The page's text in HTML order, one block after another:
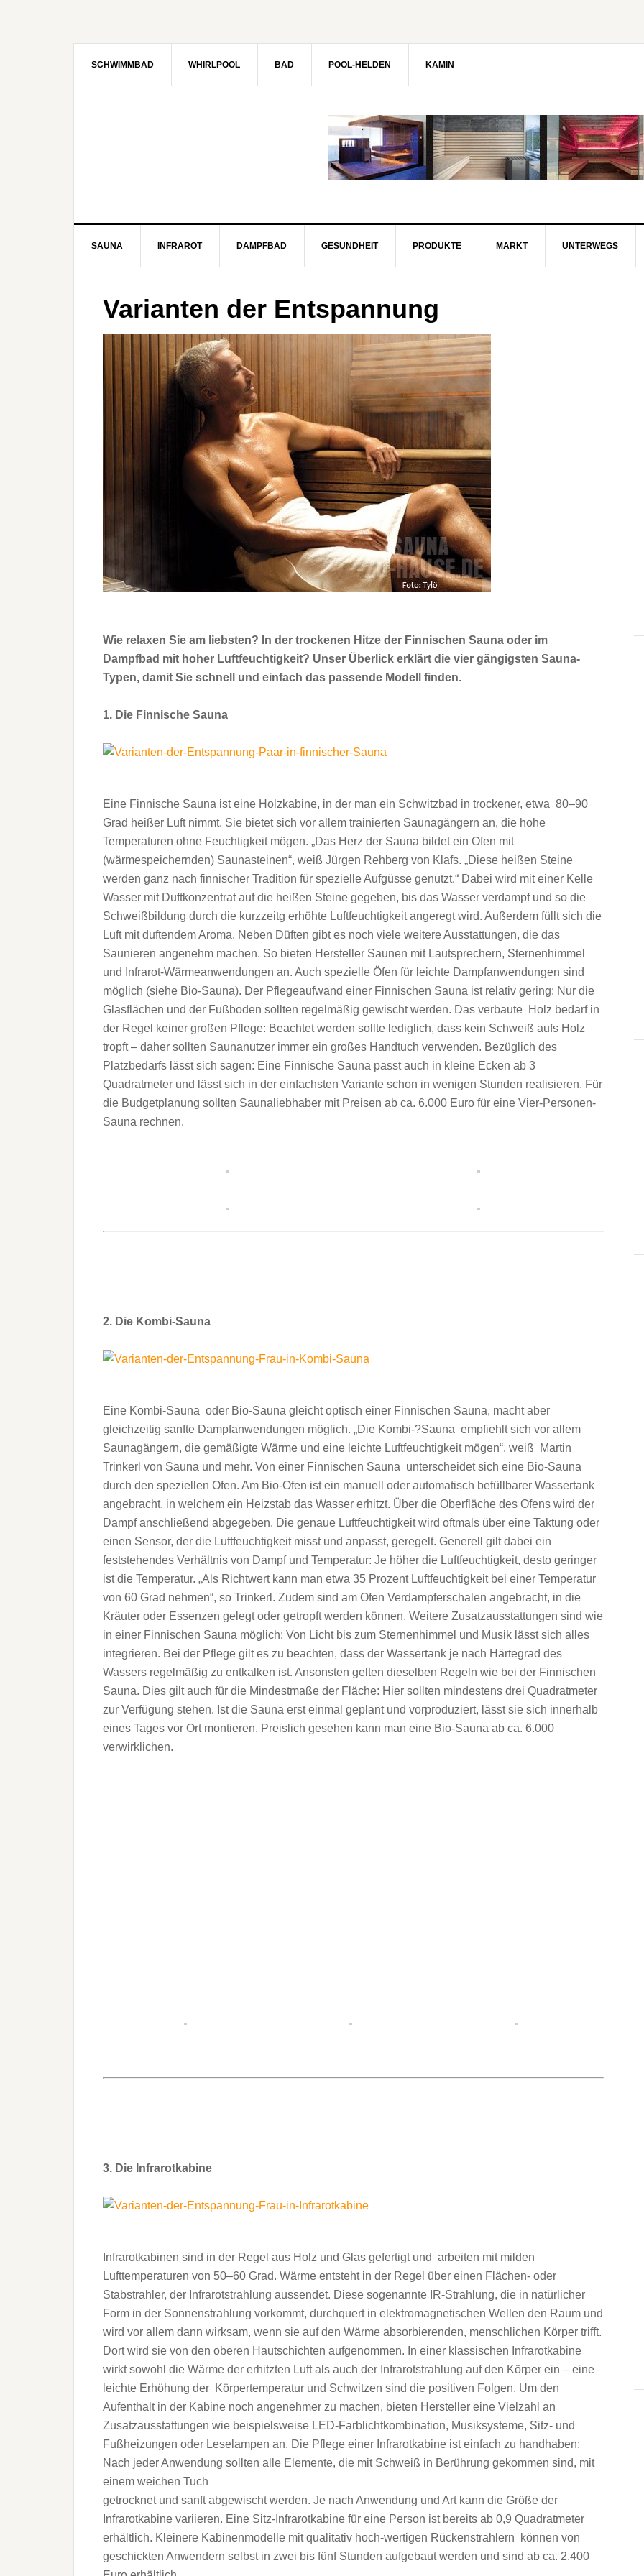
SCHWIMMBAD WHIRLPOOL BAD POOL-HELDEN KAMIN
SAUNA INFRAROT DAMPFBAD GESUNDHEIT PRODUKTE MARKT UNTERWEGS
Varianten der Entspannung
Wie relaxen Sie am liebsten? In der trockenen Hitze der Finnischen Sauna oder im
Dampfbad mit hoher Luftfeuchtigkeit? Unser Überlick erklärt die vier gängigsten Sauna-
Typen, damit Sie schnell und einfach das passende Modell finden.
1. Die Finnische Sauna
Eine Finnische Sauna ist eine Holzkabine, in der man ein Schwitzbad in trockener, etwa 80–90
Grad heißer Luft nimmt. Sie bietet sich vor allem trainierten Saunagängern an, die hohe
Temperaturen ohne Feuchtigkeit mögen. „Das Herz der Sauna bildet ein Ofen mit
(wärmespeichernden) Saunasteinen“, weiß Jürgen Rehberg von Klafs. „Diese heißen Steine
werden ganz nach finnischer Tradition für spezielle Aufgüsse genutzt.“ Dabei wird mit einer Kelle
Wasser mit Duftkonzentrat auf die heißen Steine gegeben, bis das Wasser verdampf und so die
Schweißbildung durch die kurzzeitg erhöhte Luftfeuchtigkeit angeregt wird. Außerdem füllt sich die
Luft mit duftendem Aroma. Neben Düften gibt es noch viele weitere Ausstattungen, die das
Saunieren angenehm machen. So bieten Hersteller Saunen mit Lautsprechern, Sternenhimmel
und Infrarot-Wärmeanwendungen an. Auch spezielle Öfen für leichte Dampfanwendungen sind
möglich (siehe Bio-Sauna). Der Pflegeaufwand einer Finnischen Sauna ist relativ gering: Nur die
Glasflächen und der Fußboden sollten regelmäßig gewischt werden. Das verbaute Holz bedarf in
der Regel keiner großen Pflege: Beachtet werden sollte lediglich, dass kein Schweiß aufs Holz
tropft – daher sollten Saunanutzer immer ein großes Handtuch verwenden. Bezüglich des
Platzbedarfs lässt sich sagen: Eine Finnische Sauna passt auch in kleine Ecken ab 3
Quadratmeter und lässt sich in der einfachsten Variante schon in wenigen Stunden realisieren. Für
die Budgetplanung sollten Saunaliebhaber mit Preisen ab ca. 6.000 Euro für eine Vier-Personen-
Sauna rechnen.
2. Die Kombi-Sauna
Eine Kombi-Sauna oder Bio-Sauna gleicht optisch einer Finnischen Sauna, macht aber
gleichzeitig sanfte Dampfanwendungen möglich. „Die Kombi-?Sauna empfiehlt sich vor allem
Saunagängern, die gemäßigte Wärme und eine leichte Luftfeuchtigkeit mögen“, weiß Martin
Trinkerl von Sauna und mehr. Von einer Finnischen Sauna unterscheidet sich eine Bio-Sauna
durch den speziellen Ofen. Am Bio-Ofen ist ein manuell oder automatisch befüllbarer Wassertank
angebracht, in welchem ein Heizstab das Wasser erhitzt. Über die Oberfläche des Ofens wird der
Dampf anschließend abgegeben. Die genaue Luftfeuchtigkeit wird oftmals über eine Taktung oder
einen Sensor, der die Luftfeuchtigkeit misst und anpasst, geregelt. Generell gilt dabei ein
feststehendes Verhältnis von Dampf und Temperatur: Je höher die Luftfeuchtigkeit, desto geringer
ist die Temperatur. „Als Richtwert kann man etwa 35 Prozent Luftfeuchtigkeit bei einer Temperatur
von 60 Grad nehmen“, so Trinkerl. Zudem sind am Ofen Verdampferschalen angebracht, in die
Kräuter oder Essenzen gelegt oder getropft werden können. Weitere Zusatzausstattungen sind wie
in einer Finnischen Sauna möglich: Von Licht bis zum Sternenhimmel und Musik lässt sich alles
integrieren. Bei der Pflege gilt es zu beachten, dass der Wassertank je nach Härtegrad des
Wassers regelmäßig zu entkalken ist. Ansonsten gelten dieselben Regeln wie bei der Finnischen
Sauna. Dies gilt auch für die Mindestmaße der Fläche: Hier sollten mindestens drei Quadratmeter
zur Verfügung stehen. Ist die Sauna erst einmal geplant und vorproduziert, lässt sie sich innerhalb
eines Tages vor Ort montieren. Preislich gesehen kann man eine Bio-Sauna ab ca. 6.000
verwirklichen.
3. Die Infrarotkabine
Infrarotkabinen sind in der Regel aus Holz und Glas gefertigt und arbeiten mit milden
Lufttemperaturen von 50–60 Grad. Wärme entsteht in der Regel über einen Flächen- oder
Stabstrahler, der Infrarotstrahlung aussendet. Diese sogenannte IR-Strahlung, die in natürlicher
Form in der Sonnenstrahlung vorkommt, durchquert in elektromagnetischen Wellen den Raum und
wird vor allem dann wirksam, wenn sie auf den Wärme absorbierenden, menschlichen Körper trifft.
Dort wird sie von den oberen Hautschichten aufgenommen. In einer klassischen Infrarotkabine
wirkt sowohl die Wärme der erhitzten Luft als auch der Infrarotstrahlung auf den Körper ein – eine
leichte Erhöhung der Körpertemperatur und Schwitzen sind die positiven Folgen. Um den
Aufenthalt in der Kabine noch angenehmer zu machen, bieten Hersteller eine Vielzahl an
Zusatzausstattungen wie beispielsweise LED-Farblichtkombination, Musiksysteme, Sitz- und
Fußheizungen oder Leselampen an. Die Pflege einer Infrarotkabine ist einfach zu handhaben:
Nach jeder Anwendung sollten alle Elemente, die mit Schweiß in Berührung gekommen sind, mit
einem weichen Tuch
getrocknet und sanft abgewischt werden. Je nach Anwendung und Art kann die Größe der
Infrarotkabine variieren. Eine Sitz-Infrarotkabine für eine Person ist bereits ab 0,9 Quadratmeter
erhältlich. Kleinere Kabinenmodelle mit qualitativ hoch-wertigen Rückenstrahlern können von
geschickten Anwendern selbst in zwei bis fünf Stunden aufgebaut werden und sind ab ca. 2.400